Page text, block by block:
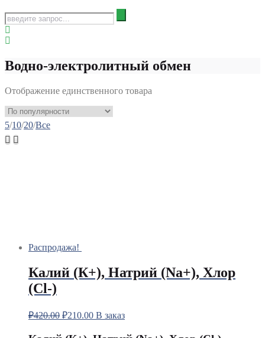
Водно-электролитный обмен
Отображение единственного товара
5/10/20/Все
Распродажа!
Калий (К+), Натрий (Na+), Хлор
(Сl-)
₽420.00 ₽210.00 В заказ